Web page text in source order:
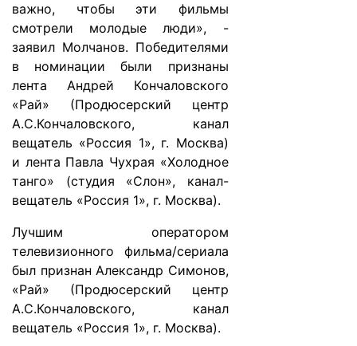
важно, чтобы эти фильмы
смотрели молодые люди», -
заявил Молчанов. Победителями
в номинации были признаны
лента Андрей Кончаловского
«Рай» (Продюсерский центр
А.С.Кончаловского, канал
вещатель «Россия 1», г. Москва)
и лента Павла Чухрая «Холодное
танго» (студия «Слон», канал-
вещатель «Россия 1», г. Москва).
Лучшим оператором
телевизионного фильма/сериала
был признан Александр Симонов,
«Рай» (Продюсерский центр
А.С.Кончаловского, канал
вещатель «Россия 1», г. Москва).